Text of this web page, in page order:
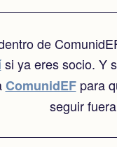
de
si ya eres socio. Y
ComunidEFpara
seguir